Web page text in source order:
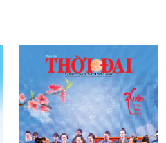
Nhân dân Việt Nam luôn trân
cảm của nước Nga
Cơ hội giao lưu quốc tế cho học